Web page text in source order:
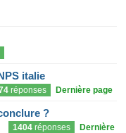
italie
réponses Dernière page
?
1404 réponses
Dernière